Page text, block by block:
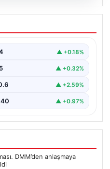
Altın Fiyatları ve
piyasa uzmanlarının
▲ +0.18%
▲ +0.32%
▲ +2.59%
▲ +0.97%
DMM’den anlaşmaya